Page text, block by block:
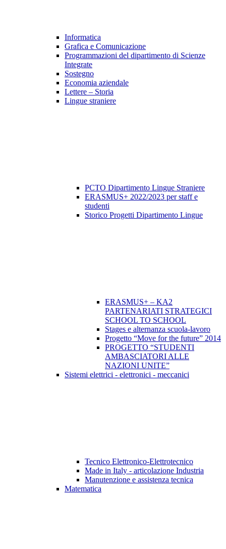
Informatica
Grafica e Comunicazione
Programmazioni del dipartimento di Scienze
Integrate
Sostegno
Economia aziendale
Lettere – Storia
Lingue straniere
PCTO Dipartimento Lingue Straniere
ERASMUS+ 2022/2023 per staff e
studenti
Storico Progetti Dipartimento Lingue
ERASMUS+ – KA2
PARTENARIATI STRATEGICI
SCHOOL TO SCHOOL
Stages e alternanza scuola-lavoro
Progetto “Move for the future” 2014
PROGETTO “STUDENTI
AMBASCIATORI ALLE
NAZIONI UNITE”
Sistemi elettrici - elettronici - meccanici
Tecnico Elettronico-Elettrotecnico
Made in Italy - articolazione Industria
Manutenzione e assistenza tecnica
Matematica